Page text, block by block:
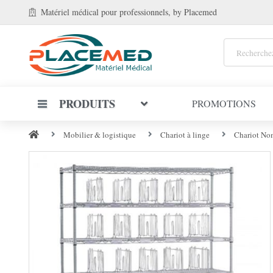
Matériel médical pour professionnels, by Placemed
PRODUITS PROMOTIONS
Mobilier & logistique Chariot à linge Chariot